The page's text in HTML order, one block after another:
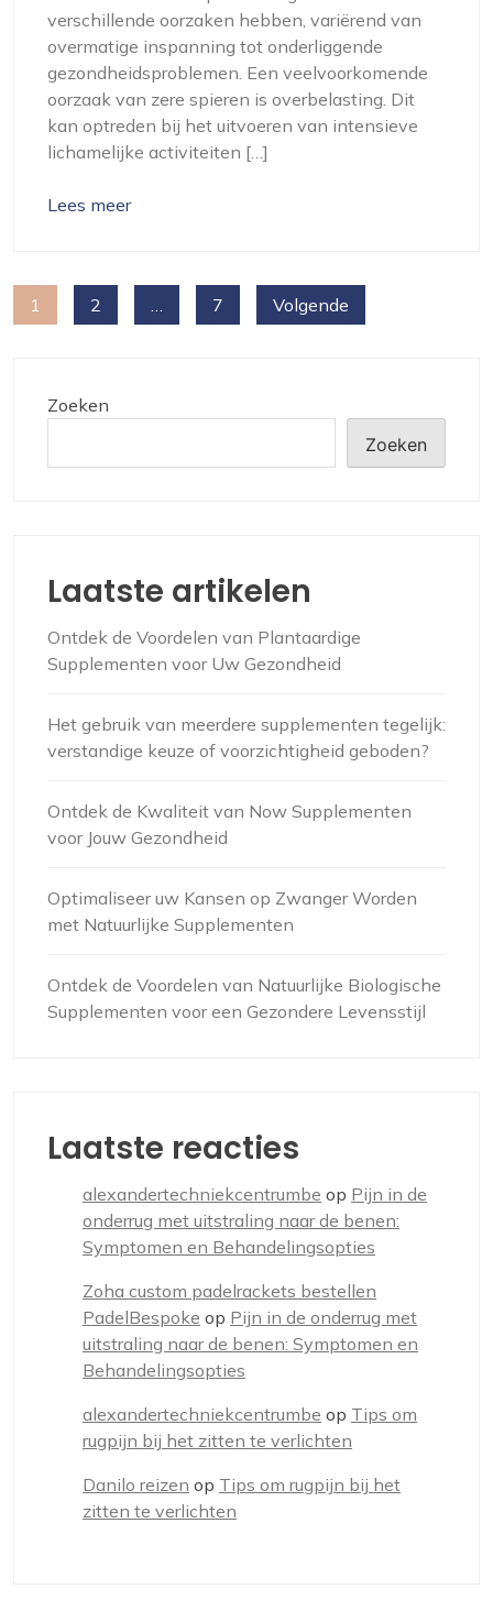
verschillende oorzaken hebben, variërend van
overmatige inspanning tot onderliggende
gezondheidsproblemen. Een veelvoorkomende
oorzaak van zere spieren is overbelasting. Dit
kan optreden bij het uitvoeren van intensieve
lichamelijke activiteiten […]
Lees meer
Berichten
1 2 7 Volgende
Zoeken
Zoeken
Laatste artikelen
Ontdek de Voordelen van Plantaardige
Supplementen voor Uw Gezondheid
Het gebruik van meerdere supplementen tegelijk:
verstandige keuze of voorzichtigheid geboden?
Ontdek de Kwaliteit van Now Supplementen
voor Jouw Gezondheid
Optimaliseer uw Kansen op Zwanger Worden
met Natuurlijke Supplementen
Ontdek de Voordelen van Natuurlijke Biologische
Supplementen voor een Gezondere Levensstijl
Laatste reacties
alexandertechniekcentrumbe op Pijn in de
onderrug met uitstraling naar de benen:
Symptomen en Behandelingsopties
Zoha custom padelrackets bestellen
PadelBespoke op Pijn in de onderrug met
uitstraling naar de benen: Symptomen en
Behandelingsopties
alexandertechniekcentrumbe op Tips om
rugpijn bij het zitten te verlichten
Danilo reizen op Tips om rugpijn bij het
zitten te verlichten